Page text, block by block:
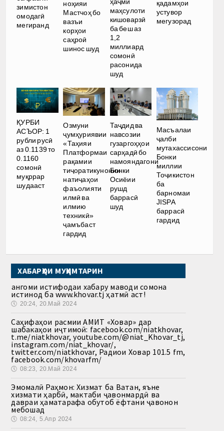
зимистон
омодагӣ
мегиранд
ноҳияи
Мастчоҳ бо
вазъи
корҳои
саҳроӣ
шинос шуд
ҳаҷми
маҳсулоти
кишоварзӣ
ба беш аз
1,2
миллиард
сомонӣ
расонида
шуд
қадамҳои
устувор
мегузорад
ҚУРБИ
АСЪОР: 1
рубли русӣ
аз 0.1139 то
0.1160
сомонӣ
муқррар
шудааст
Озмуни
ҷумҳуриявии
«Таҳияи
Платформаи
рақамии
тиҷоратикунонии
натиҷаҳои
фаъолияти
илмӣ ва
илмию
техникӣ»
ҷамъбаст
гардид
Таҷдид ва
навсозии
гузаргоҳҳои
сарҳадӣ бо
намояндагони
Бонки
Осиёии
рушд
баррасӣ
шуд
Масъалаи
ҷалби
мутахассисони
Бонки
миллии
Тоҷикистон
ба
барномаи
JISPA
баррасӣ
гардид
ХАБАРҲОИ МУҲИМТАРИН
Ҳангоми истифодаи хабару маводи сомона
истинод ба www.khovar.tj ҳатмӣ аст!
🕔 20:24, 20.Май 2024
Саҳифаҳои расмии АМИТ «Ховар» дар
шабакаҳои иҷтимоӣ: facebook.com/niatkhovar,
t.me/niatkhovar, youtube.com/@niat_Khovar_tj,
instagram.com/niat_khovar/,
twitter.com/niatkhovar, Радиои Ховар 101.5 fm,
facebook.com/khovarfm/
🕔 08:23, 20.Май 2024
Эмомалӣ Раҳмон: Хизмат ба Ватан, яъне
хизмати ҳарбӣ, мактаби ҷавонмардӣ ва
давраи ҳаматарафа обутоб ёфтани ҷавонон
мебошад
🕔 08:24, 5.Апр 2024